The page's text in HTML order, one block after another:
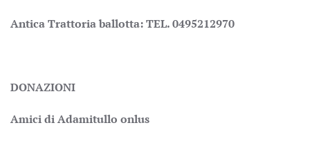
Antica Trattoria ballotta: TEL. 0495212970
DONAZIONI
Amici di Adamitullo onlus